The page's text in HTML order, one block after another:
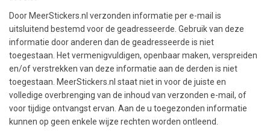
Door MeerStickers.nl verzonden informatie per e-mail is
uitsluitend bestemd voor de geadresseerde. Gebruik van deze
informatie door anderen dan de geadresseerde is niet
toegestaan. Het vermenigvuldigen, openbaar maken, verspreiden
en/of verstrekken van deze informatie aan de derden is niet
toegestaan. MeerStickers.nl staat niet in voor de juiste en
volledige overbrenging van de inhoud van verzonden e-mail, of
voor tijdige ontvangst ervan. Aan de u toegezonden informatie
kunnen op geen enkele wijze rechten worden ontleend.